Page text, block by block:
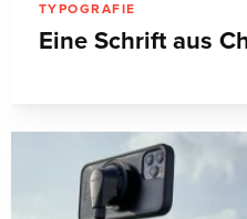
TYPOGRAFIE
Eine Schrift aus